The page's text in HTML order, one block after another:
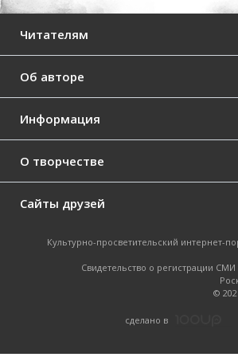
Читателям
Об авторе
Информация
О творчестве
Сайты друзей
cделано в
Культурно-просветительский интернет-
Свидетельство о регистрации
©